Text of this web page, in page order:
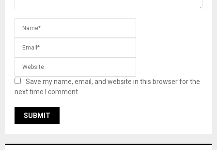
Save my name, email, and website in this browser for the
next time I comment.